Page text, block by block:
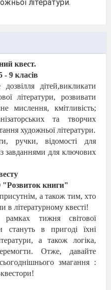
літератури.
квест.
- 9 класів
дозвілля дітей,викликати
літератури, розвивати
мислення, кмітливість;
та творчих
художньої літератури.
ручки, відомості для
завданнями для ключових
книги"
а також тим, хто
в літературному квесті!
тижня світової
стануть в пригоді їхні
а також логіка,
Отже, давайте
змагання :